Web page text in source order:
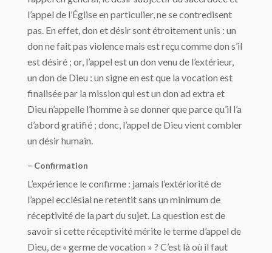
l’appel de l’Église en particulier, ne se contredisent
pas. En effet, don et désir sont étroitement unis : un
don ne fait pas violence mais est reçu comme don s’il
est désiré ; or, l’appel est un don venu de l’extérieur,
un don de Dieu : un signe en est que la vocation est
finalisée par la mission qui est un don ad extra et
Dieu n’appelle l’homme à se donner que parce qu’il l’a
d’abord gratifié ; donc, l’appel de Dieu vient combler
un désir humain.
– Confirmation
L’expérience le confirme : jamais l’extériorité de
l’appel ecclésial ne retentit sans un minimum de
réceptivité de la part du sujet. La question est de
savoir si cette réceptivité mérite le terme d’appel de
Dieu, de « germe de vocation » ? C’est là où il faut